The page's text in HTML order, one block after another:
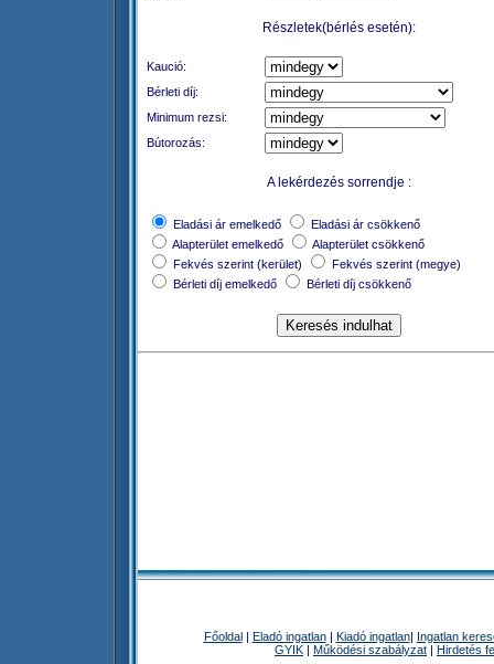
Részletek(bérlés esetén):
Kaució:
Bérleti díj:
Minimum rezsi:
Bútorozás:
A lekérdezés sorrendje :
Eladási ár emelkedő
Eladási ár csökkenő
Alapterület emelkedő
Alapterület csökkenő
Fekvés szerint (kerület)
Fekvés szerint (megye)
Bérleti díj emelkedő
Bérleti díj csökkenő
Főoldal| Eladó ingatlan| Kiadó ingatlan| Ingatlan
GYIK | Működési szabályzat | Hirdetés